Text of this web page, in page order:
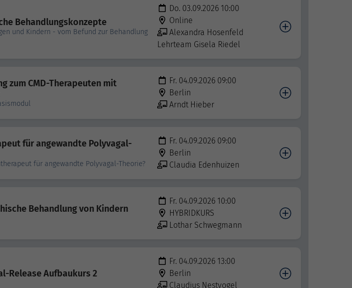
Behandlungskonzepte
und Kindern - vom Befund zur Behandlung
Do. 03.09.2026 10:00
Online
Alexandra Hosenfeld
Lehrteam Gisela Riedel
zum CMD-Therapeuten mit
Fr. 04.09.2026 09:00
Berlin
Arndt Hieber
für angewandte Polyvagal-
für angewandte Polyvagal-Theorie?
Fr. 04.09.2026 09:00
Berlin
Claudia Edenhuizen
Behandlung von Kindern
Fr. 04.09.2026 10:00
HYBRIDKURS
Lothar Schwegmann
Release Aufbaukurs 2
Fr. 04.09.2026 13:00
Berlin
Claudius Nestvogel